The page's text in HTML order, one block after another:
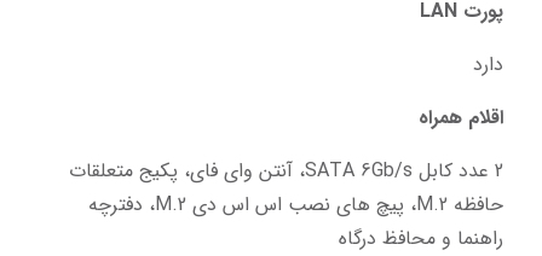
پورت LAN
دارد
اقلام همراه
راهنما و محافظ درگاه